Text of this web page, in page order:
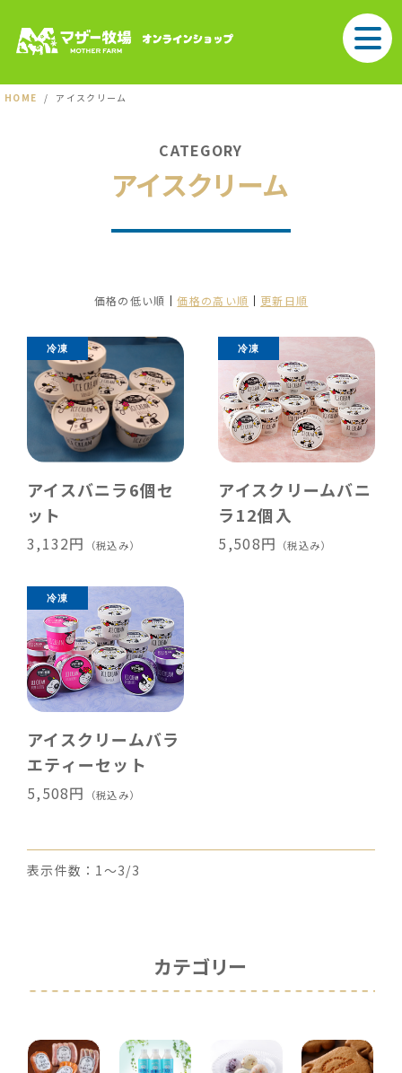
HOME アイスクリーム
CATEGORY
アイスクリーム
価格の低い順 価格の高い順 更新日順
アイスバニラ6個セ
ット
3,132円 （税込み）
アイスクリームバニ
ラ12個入
5,508円 （税込み）
アイスクリームバラ
エティーセット
5,508円 （税込み）
表示件数：1～3/3
カテゴリー